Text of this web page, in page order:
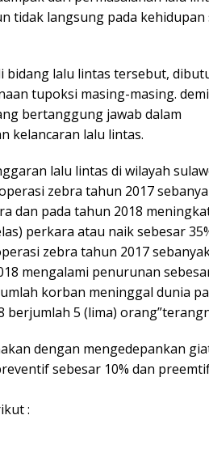
tidak langsung pada kehidupan
bidang lalu lintas tersebut,
tupoksi masing-masing.
bertanggung jawab dalam
kelancaran lalu lintas.
lalu lintas di wilayah
zebra tahun 2017
dan pada tahun 2018
perkara atau naik sebesar
zebra tahun 2017
mengalami penurunan
korban meninggal dunia
5 (lima)
dengan mengedepankan
sebesar 10% dan
: